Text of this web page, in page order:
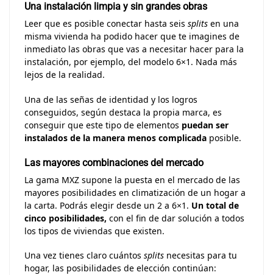
Una instalación limpia y sin grandes obras
Leer que es posible conectar hasta seis splits en una
misma vivienda ha podido hacer que te imagines de
inmediato las obras que vas a necesitar hacer para la
instalación, por ejemplo, del modelo 6×1. Nada más
lejos de la realidad.
Una de las señas de identidad y los logros
conseguidos, según destaca la propia marca, es
conseguir que este tipo de elementos puedan ser
instalados de la manera menos complicada posible.
Las mayores combinaciones del mercado
La gama MXZ supone la puesta en el mercado de las
mayores posibilidades en climatización de un hogar a
la carta. Podrás elegir desde un 2 a 6×1. Un total de
cinco posibilidades, con el fin de dar solución a todos
los tipos de viviendas que existen.
Una vez tienes claro cuántos splits necesitas para tu
hogar, las posibilidades de elección continúan: